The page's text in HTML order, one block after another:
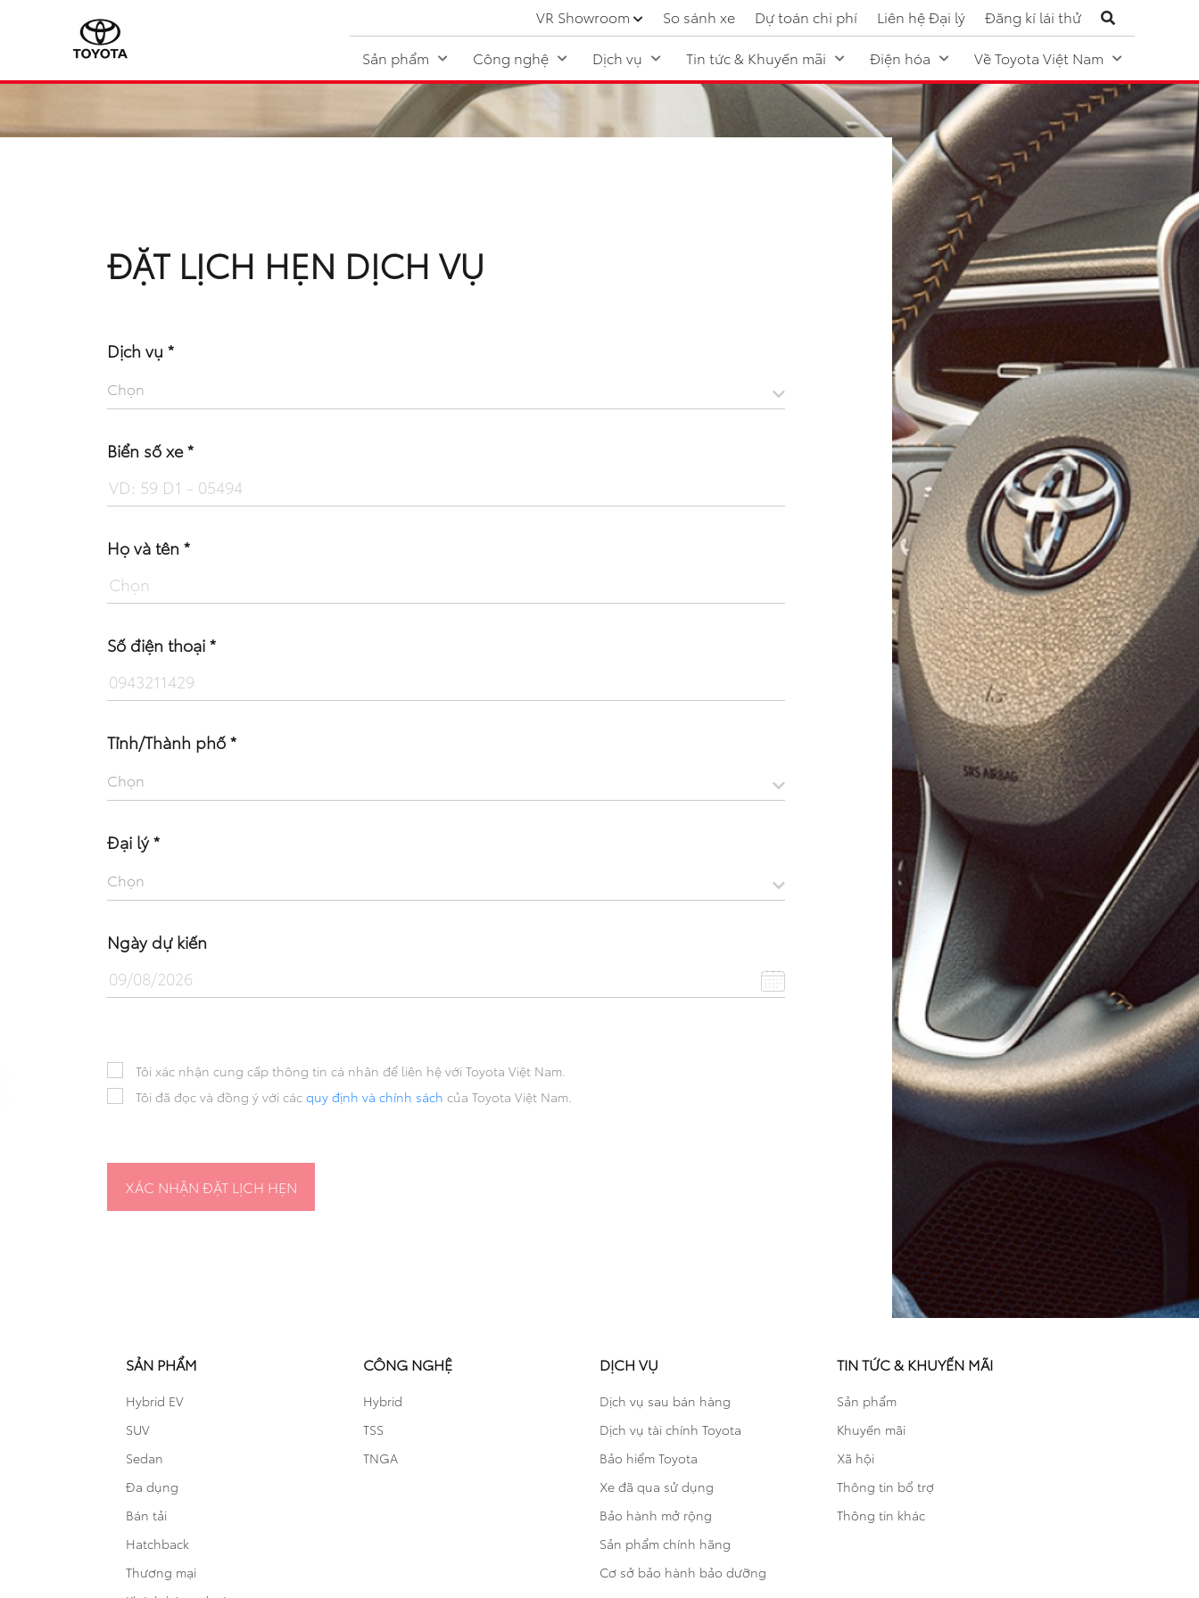
VR Showroom So sánh xe Dự toán chi phí Liên hệ Đại lý
Đăng kí lái thử
Sản phẩm
Công nghệ Dịch vụ Tin tức & Khuyến mãi Điện hóa Về Toyota Việt Nam
ĐẶT LỊCH HẸN DỊCH VỤ
Dịch vụ *
Chọn
Biển số xe *
Họ và tên *
Số điện thoại *
Tỉnh/Thành phố *
Chọn
Đại lý *
Chọn
Ngày dự kiến
Tôi xác nhận cung cấp thông tin cá nhân để liên hệ với Toyota Việt Nam.
Tôi đã đọc và đồng ý với cácquy định và chính sách của Toyota Việt Nam.
Cảm ơn quý khách đã XÁC NHẬN ĐẶT LỊCH HẸN
Xin cảm ơn Quý khách đã tin tưởng và sử dụng dịch vụ của chúng tôi. Chúng tôi xin xác nhận thông tin đăng ký của
Quý khách như sau:
Thông tin khách hàng
- Tên khách hàng:
SẢN PHẨM
Hybrid EV
SUV
Sedan
Đa dụng
Bán tải
Hatchback
Thương mại
CÔNG NGHỆ
Hybrid
TSS
TNGA
DỊCH VỤ
Dịch vụ sau bán hàng
Dịch vụ tài chính Toyota
Bảo hiểm Toyota
Xe đã qua sử dụng
Bảo hành mở rộng
Sản phẩm chính hãng
Cơ sở bảo hành bảo dưỡng
TIN TỨC & KHUYẾN MÃI
Sản phẩm
Khuyến mãi
Xã hội
Thông tin bổ trợ
Thông tin khác